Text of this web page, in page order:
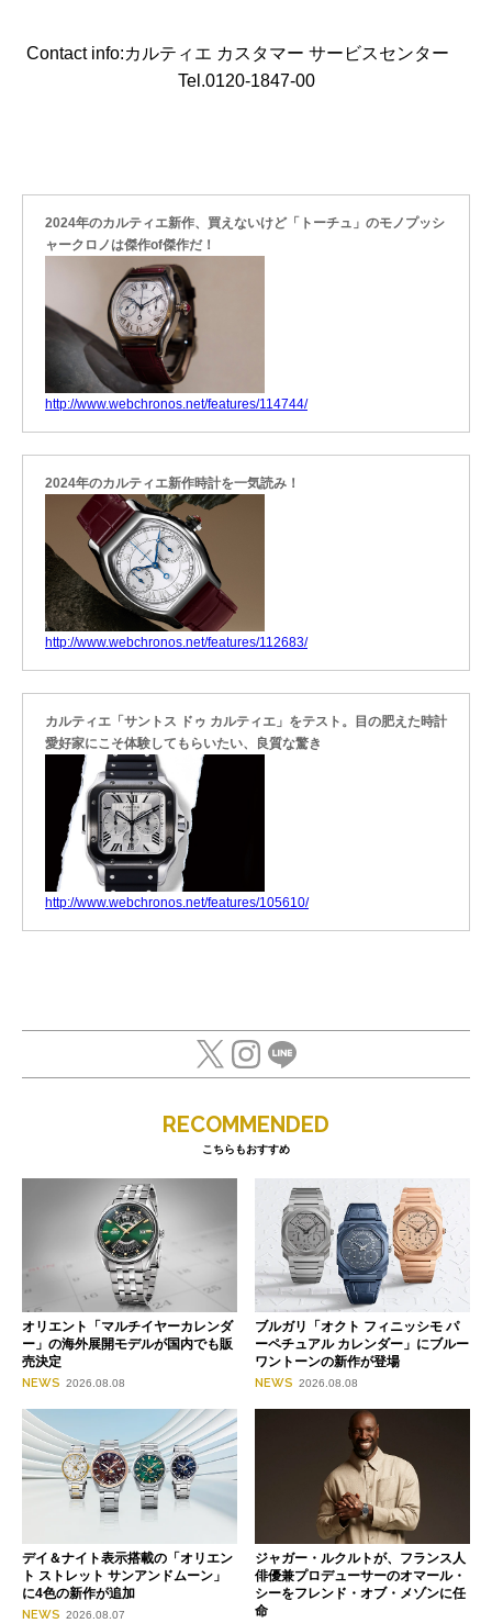
Contact info:カルティエ カスタマー サービスセンター
Tel.0120-1847-00
2024年のカルティエ新作、買えないけど「トーチュ」のモノプッシ
ャークロノは傑作of傑作だ！
http://www.webchronos.net/features/114744/
2024年のカルティエ新作時計を一気読み！
http://www.webchronos.net/features/112683/
カルティエ「サントス ドゥ カルティエ」をテスト。目の肥えた時計
愛好家にこそ体験してもらいたい、良質な驚き
http://www.webchronos.net/features/105610/
RECOMMENDED
こちらもおすすめ
オリエント「マルチイヤーカレンダ
ー」の海外展開モデルが国内でも販
売決定
NEWS 2026.08.08
ブルガリ「オクト フィニッシモ パ
ーペチュアル カレンダー」にブルー
ワントーンの新作が登場
NEWS 2026.08.08
デイ＆ナイト表示搭載の「オリエン
ト ストレット サンアンドムーン」
に4色の新作が追加
NEWS 2026.08.07
ジャガー・ルクルトが、フランス人
俳優兼プロデューサーのオマール・
シーをフレンド・オブ・メゾンに任
命